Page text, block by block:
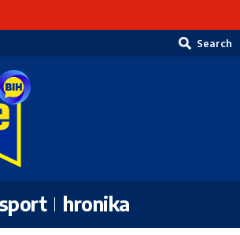
Search
sport hronika